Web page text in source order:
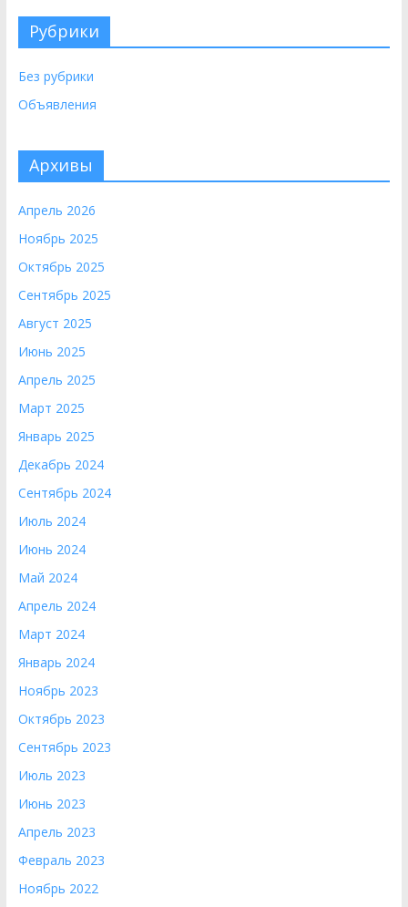
Рубрики
Без рубрики
Объявления
Архивы
Апрель 2026
Ноябрь 2025
Октябрь 2025
Сентябрь 2025
Август 2025
Июнь 2025
Апрель 2025
Март 2025
Январь 2025
Декабрь 2024
Сентябрь 2024
Июль 2024
Июнь 2024
Май 2024
Апрель 2024
Март 2024
Январь 2024
Ноябрь 2023
Октябрь 2023
Сентябрь 2023
Июль 2023
Июнь 2023
Апрель 2023
Февраль 2023
Ноябрь 2022